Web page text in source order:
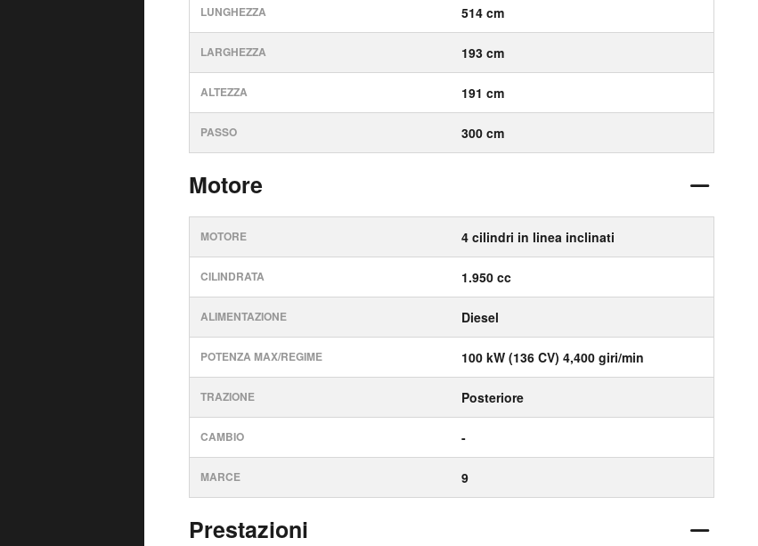
LUNGHEZZA 514 cm
LARGHEZZA 193 cm
ALTEZZA 191 cm
PASSO 300 cm
Motore
MOTORE 4 cilindri in linea inclinati
CILINDRATA 1.950 cc
ALIMENTAZIONE Diesel
POTENZA MAX/REGIME 100 kW (136 CV) 4,400 giri/min
TRAZIONE Posteriore
CAMBIO -
MARCE 9
Prestazioni